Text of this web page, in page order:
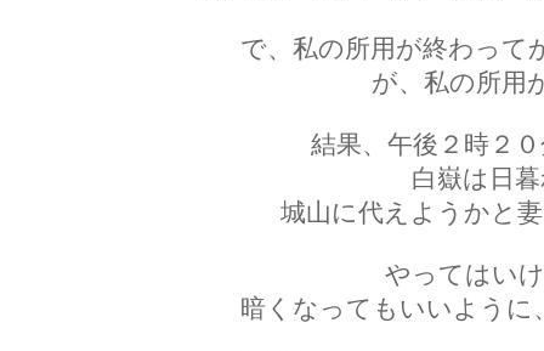
で、私の所用が終わって
が、私の所用
結果、午後２時２
白嶽は日
城山に代えようかと
やってはい
暗くなってもいいように